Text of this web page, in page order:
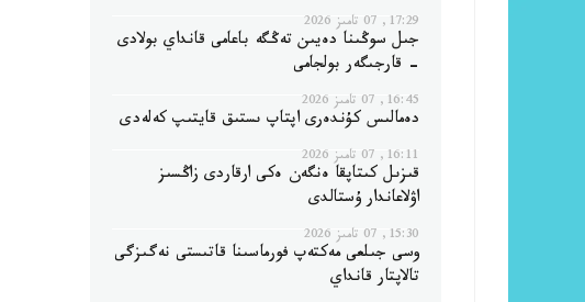
17:29, 07 تامىز 2026
جىل سوڭىنا دەيىن تەڭگە باعامى قانداي بولادى
- قارجىگەر بولجامى
16:45, 07 تامىز 2026
دەمالىس كۇندەرى اپتاپ ىستىق قايتىپ كەلەدى
16:11, 07 تامىز 2026
قىزىل كىتاپقا ەنگەن ەكى ارقاردى زاڭسىز
اۋلاعاندار ۇستالدى
15:30, 07 تامىز 2026
وسى جىلعى مەكتەپ فورماسىنا قاتىستى نەگىزگى
تالاپتار قانداي